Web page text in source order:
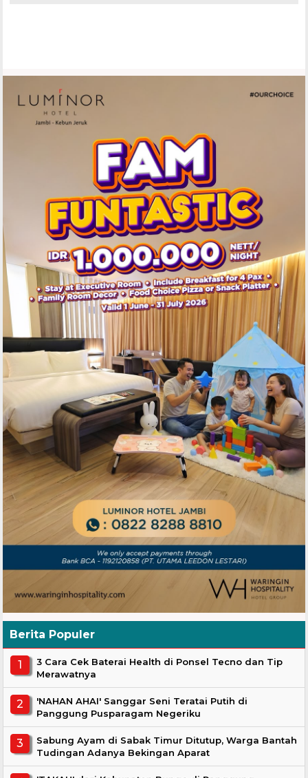
Berita Populer
3 Cara Cek Baterai Health di Ponsel Tecno dan Tip
Merawatnya
'NAHAN AHAI' Sanggar Seni Teratai Putih di
Panggung Pusparagam Negeriku
Sabung Ayam di Sabak Timur Ditutup, Warga Bantah
Tudingan Adanya Bekingan Aparat